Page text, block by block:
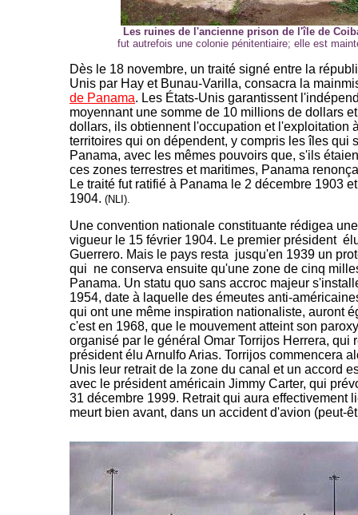
Les ruines de l'ancienne prison de l'île de
fut autrefois une colonie pénitentiaire; elle est
Dès le 18 novembre, un traité signé entre la
Unis par Hay et Bunau-Varilla, consacra la
de Panama. Les États-Unis garantissent
moyennant une somme de 10 millions de dollars
dollars, ils obtiennent l'occupation et l'exploitation
territoires qui on dépendent, y compris les îles qui
Panama, avec les mêmes pouvoirs que, s'ils
ces zones terrestres et maritimes, Panama
Le traité fut ratifié à Panama le 2 décembre 1903
1904. (NLI).
Une convention nationale constituante rédigea
vigueur le 15 février 1904. Le premier président
Guerrero. Mais le pays resta jusqu'en 1939 un
qui ne conserva ensuite qu'une zone de cinq
Panama. Un statu quo sans accroc majeur
1954, date à laquelle des émeutes anti-
qui ont une même inspiration nationaliste, auront
c'est en 1968, que le mouvement atteint son
organisé par le général Omar Torrijos Herrera, qui
président élu Arnulfo Arias. Torrijos commencera
Unis leur retrait de la zone du canal et un accord
avec le président américain Jimmy Carter, qui
31 décembre 1999. Retrait qui aura effectivement
meurt bien avant, dans un accident d'avion (peut-
-